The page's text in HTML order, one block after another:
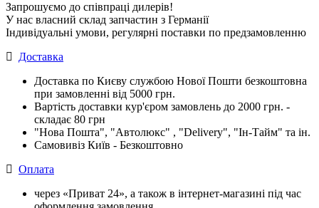
Запрошуємо до співпраці дилерів!
У нас власний склад запчастин з Германії
Індивідуальні умови, регулярні поставки по предзамовленню
Доставка
Доставка по Києву службою Нової Пошти безкоштовна
при замовленні від 5000 грн.
Вартість доставки кур'єром замовлень до 2000 грн. -
складає 80 грн
"Нова Пошта", "Автолюкс" , "Delivery", "Iн-Тайм" та ін.
Самовивіз Київ - Безкоштовно
Оплата
через «Приват 24», а також в інтернет-магазині під час